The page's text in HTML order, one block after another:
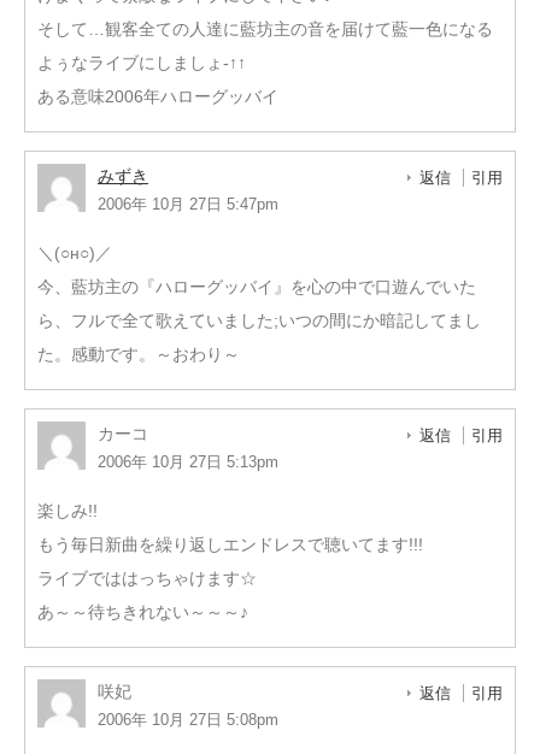
そして…観客全ての人達に藍坊主の音を届けて藍一色になる
よぅなライブにしましょ-↑↑
ある意味2006年ハローグッバイ
みずき
2006年 10月 27日 5:47pm
返信 引用
＼(○н○)／
今、藍坊主の『ハローグッバイ』を心の中で口遊んでいた
ら、フルで全て歌えていました;いつの間にか暗記してまし
た。感動です。～おわり～
カーコ
2006年 10月 27日 5:13pm
返信 引用
楽しみ!!
もう毎日新曲を繰り返しエンドレスで聴いてます!!!
ライブでははっちゃけます☆
あ～～待ちきれない～～～♪
咲妃
2006年 10月 27日 5:08pm
返信 引用